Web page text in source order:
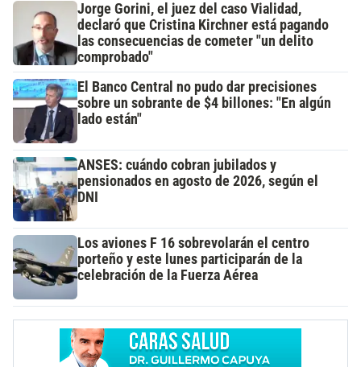
Jorge Gorini, el juez del caso Vialidad,
declaró que Cristina Kirchner está pagando
las consecuencias de cometer "un delito
comprobado"
El Banco Central no pudo dar precisiones
sobre un sobrante de $4 billones: "En algún
lado están"
ANSES: cuándo cobran jubilados y
pensionados en agosto de 2026, según el
DNI
Los aviones F 16 sobrevolarán el centro
porteño y este lunes participarán de la
celebración de la Fuerza Aérea